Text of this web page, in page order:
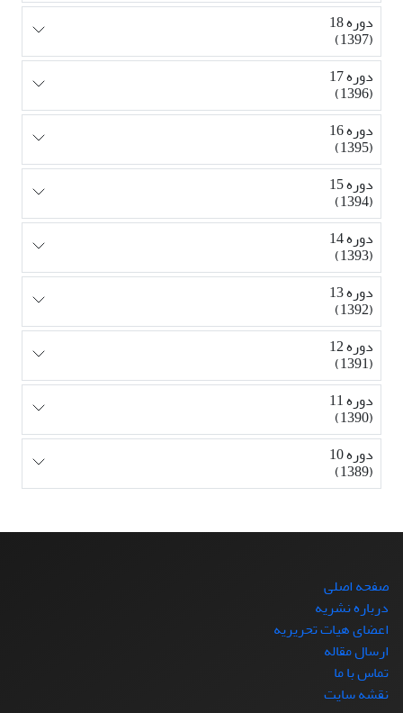
دوره 18
(1397)
دوره 17
(1396)
دوره 16
(1395)
دوره 15
(1394)
دوره 14
(1393)
دوره 13
(1392)
دوره 12
(1391)
دوره 11
(1390)
دوره 10
(1389)
صفحه اصلی
درباره نشریه
اعضای هیات تحریریه
ارسال مقاله
تماس با ما
نقشه سایت